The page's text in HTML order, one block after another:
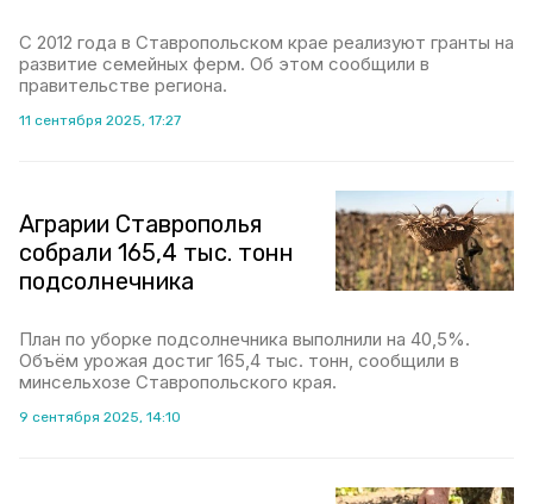
С 2012 года в Ставропольском крае реализуют гранты на
развитие семейных ферм. Об этом сообщили в
правительстве региона.
11 сентября 2025, 17:27
Аграрии Ставрополья
собрали 165,4 тыс. тонн
подсолнечника
План по уборке подсолнечника выполнили на 40,5%.
Объём урожая достиг 165,4 тыс. тонн, сообщили в
минсельхозе Ставропольского края.
9 сентября 2025, 14:10